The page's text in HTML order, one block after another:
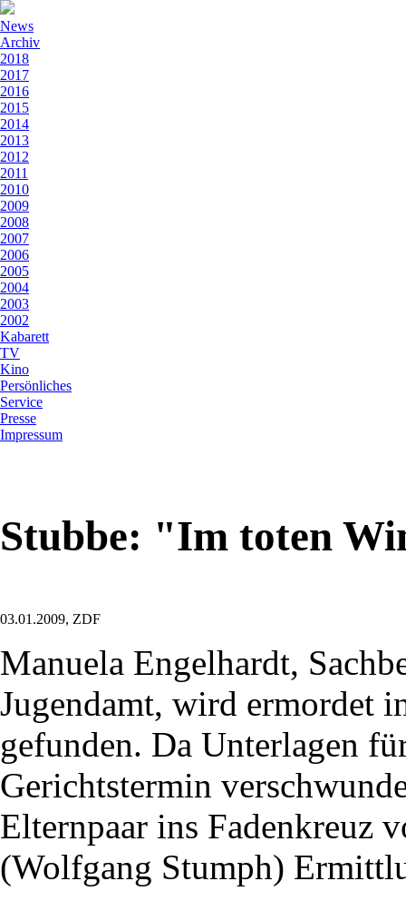
News
Archiv
2018
2017
2016
2015
2014
2013
2012
2011
2010
2009
2008
2007
2006
2005
2004
2003
2002
Kabarett
TV
Kino
Persönliches
Service
Presse
Impressum
Stubbe: "Im toten
03.01.2009, ZDF
Manuela Engelhardt,
Jugendamt, wird ermordet
gefunden. Da Unterlagen
Gerichtstermin
Elternpaar ins Fadenkreuz
(Wolfgang Stumph)